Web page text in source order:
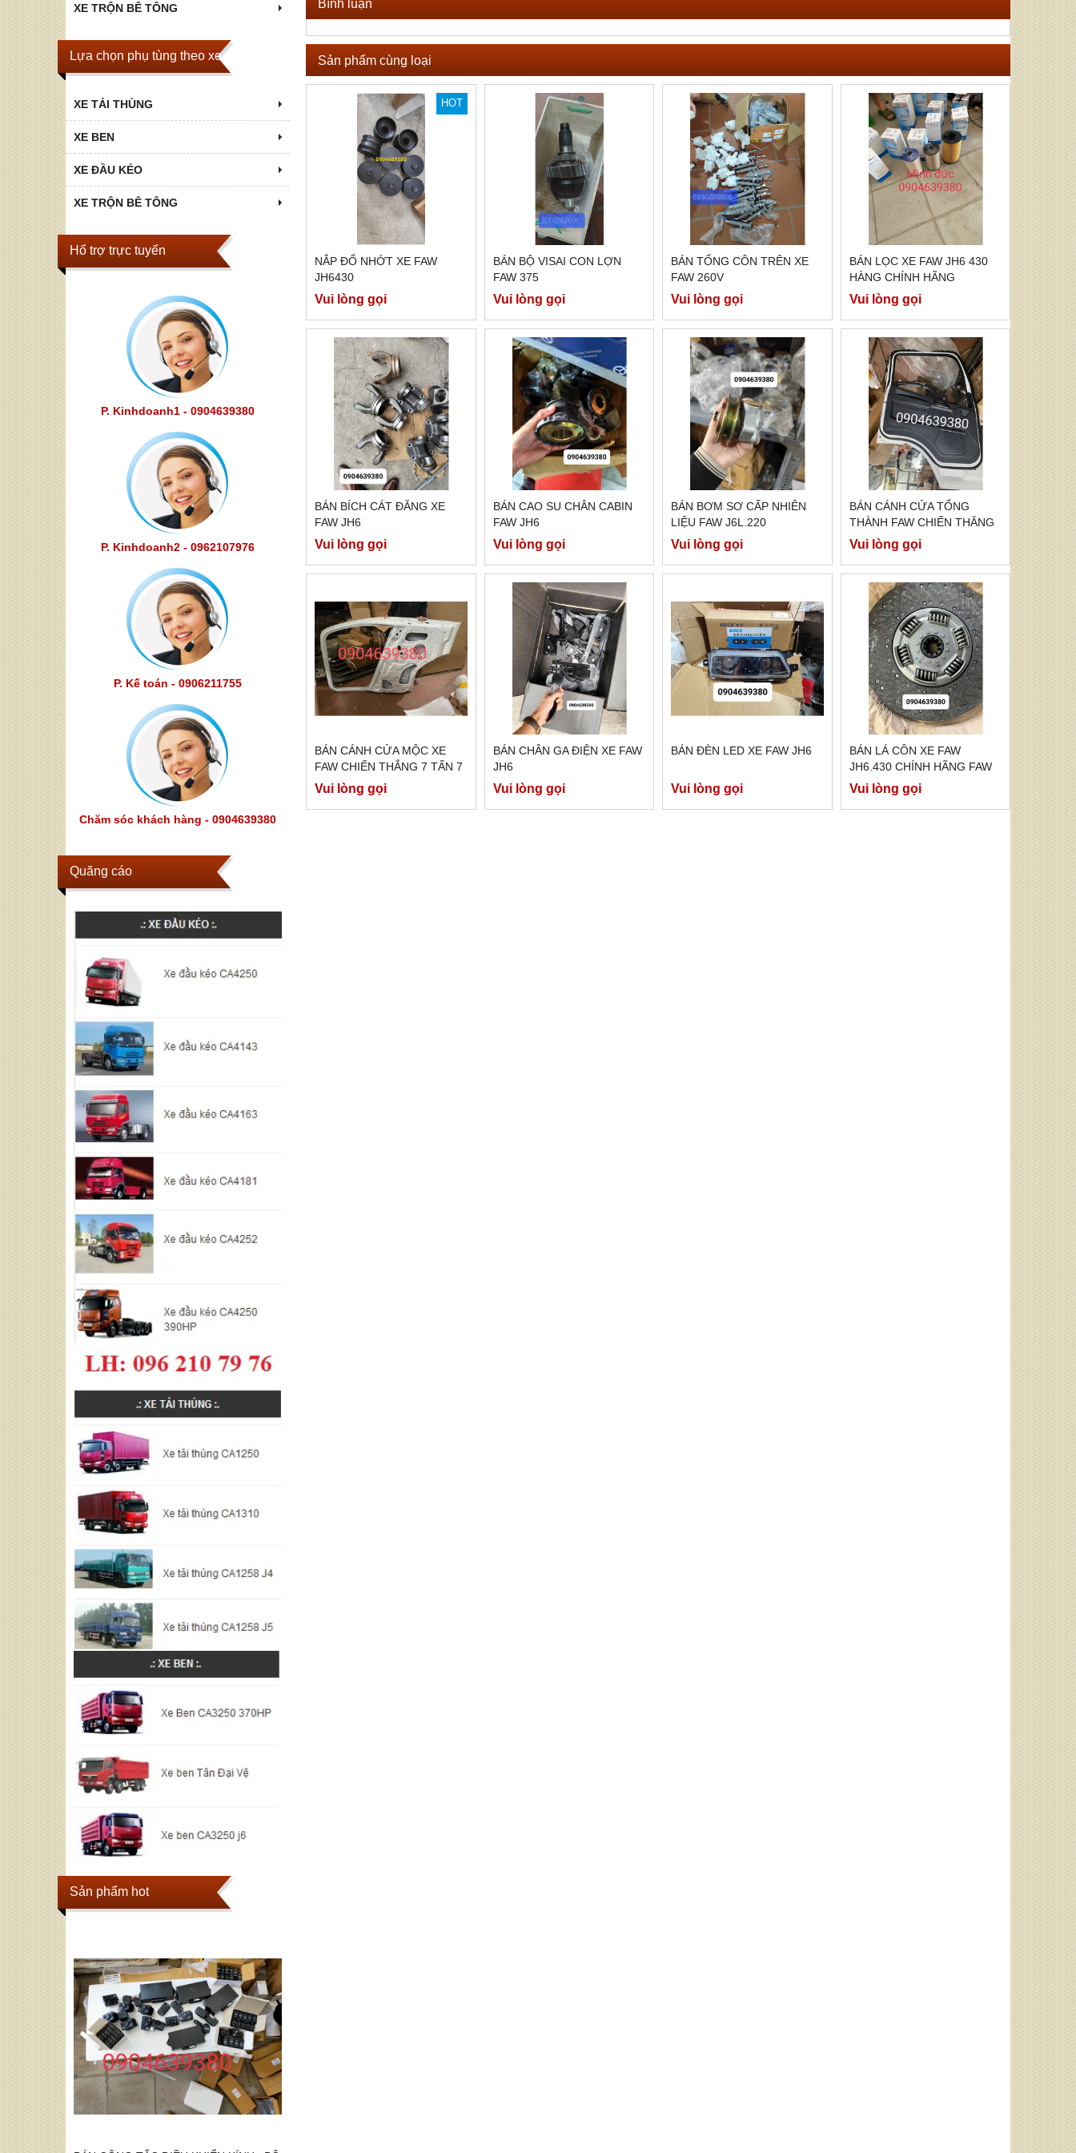
XE TRỘN BÊ TÔNG
Lựa chọn phụ tùng theo xe
XE TẢI THÙNG
XE BEN
XE ĐẦU KÉO
XE TRỘN BÊ TÔNG
Hổ trợ trực tuyến
P. Kinhdoanh1 - 0904639380
P. Kinhdoanh2 - 0962107976
P. Kế toán - 0906211755
Chăm sóc khách hàng - 0904639380
Quãng cáo
Sản phẩm hot
Bình luận
Sản phẩm cùng loại
HOT
NẮP ĐỔ NHỚT XE FAW
JH6430
Vui lòng gọi
BÁN BỘ VISAI CON LỢN
FAW 375
Vui lòng gọi
BÁN TỔNG CÔN TRÊN XE
FAW 260V
Vui lòng gọi
BÁN LỌC XE FAW JH6 430
HÀNG CHÍNH HÃNG
Vui lòng gọi
BÁN BÍCH CÁT ĐĂNG XE
FAW JH6
Vui lòng gọi
BÁN CAO SU CHÂN CABIN
FAW JH6
Vui lòng gọi
BÁN BƠM SƠ CẤP NHIÊN
LIỆU FAW J6L.220
Vui lòng gọi
BÁN CÁNH CỬA TỔNG
THÀNH FAW CHIẾN THĂNG
7 TẤN 7
Vui lòng gọi
BÁN CÁNH CỬA MỘC XE
FAW CHIẾN THẮNG 7 TẤN 7
Vui lòng gọi
BÁN CHÂN GA ĐIỆN XE FAW
JH6
Vui lòng gọi
BÁN ĐÈN LED XE FAW JH6
Vui lòng gọi
BÁN LÁ CÔN XE FAW
JH6.430 CHÍNH HÃNG FAW
Vui lòng gọi